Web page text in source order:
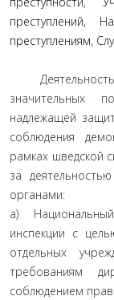
преступлений,
преступлениям,
Деятельность
значительных
надлежащей
соблюдения
рамках шведской
за
органами:
а)
инспекции с
отдельных
требованиям
соблюдением